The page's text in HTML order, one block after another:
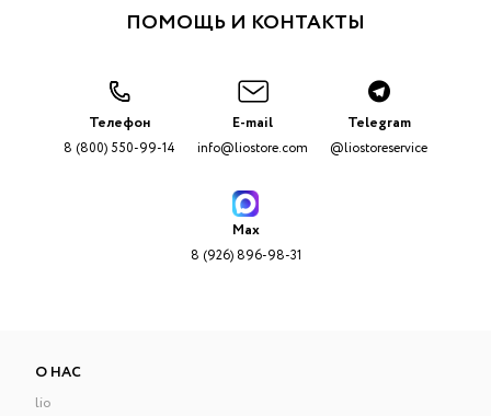
ПОМОЩЬ И КОНТАКТЫ
Телефон
8 (800) 550-99-14
E-mail
info@liostore.com
Telegram
@liostoreservice
Max
8 (926) 896-98-31
О НАС
lio